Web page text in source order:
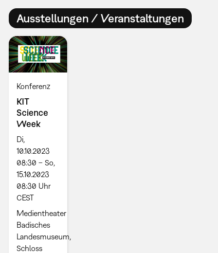
Ausstellungen / Veranstaltungen
Konferenz
KIT
Science
Week
Di,
10.10.2023
08:30 – So,
15.10.2023
08:30 Uhr
CEST
Medientheater
Badisches
Landesmuseum,
Schloss